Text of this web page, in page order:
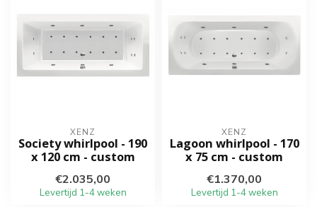
XENZ
Society whirlpool - 190
x 120 cm - custom
€2.035,00
Levertijd 1-4 weken
XENZ
Lagoon whirlpool - 170
x 75 cm - custom
€1.370,00
Levertijd 1-4 weken